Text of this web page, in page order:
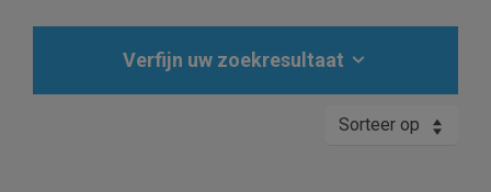
Verfijn uw zoekresultaat
Sorteer op